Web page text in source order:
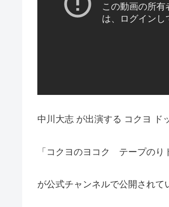
中川大志 が出演する コクヨ ド
「コクヨのヨコク テープのり
が公式チャンネルで公開されて